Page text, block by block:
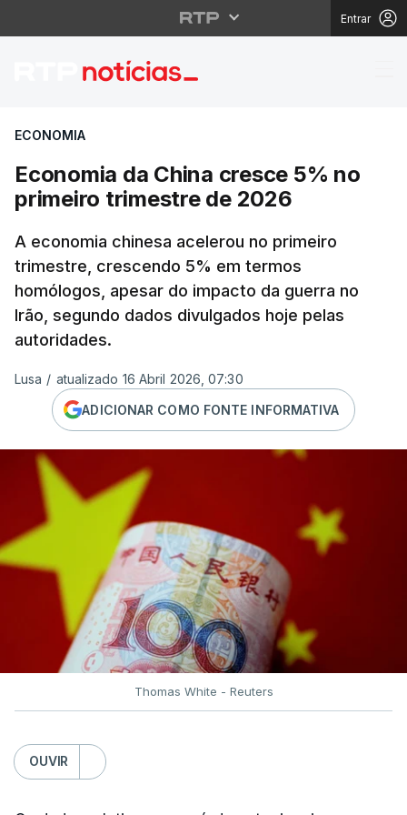
Entrar
Economia da China
ECONOMIA
Economia da China cresce 5% no
primeiro trimestre de 2026
A economia chinesa acelerou no primeiro
trimestre, crescendo 5% em termos
homólogos, apesar do impacto da guerra no
Irão, segundo dados divulgados hoje pelas
autoridades.
Lusa / atualizado 16 Abril 2026, 07:30
ADICIONAR COMO FONTE INFORMATIVA
Thomas White - Reuters
OUVIR